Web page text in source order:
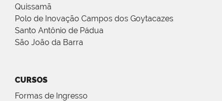
Quissamã
Polo de Inovação Campos dos Goytacazes
Santo Antônio de Pádua
São João da Barra
CURSOS
Formas de Ingresso